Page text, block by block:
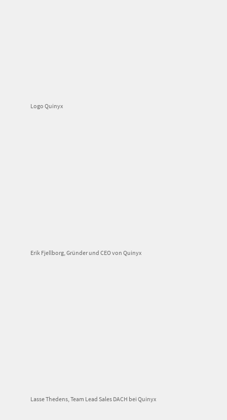
Logo Quinyx
Erik Fjellborg, Gründer und CEO von Quinyx
Lasse Thedens, Team Lead Sales DACH bei Quinyx